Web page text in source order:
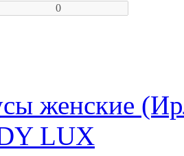
женские
LUX